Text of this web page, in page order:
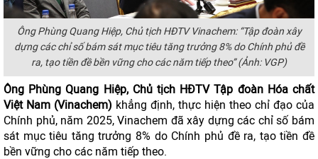
Ông Phùng Quang Hiệp, Chủ tịch HĐTV Vinachem: “Tập đoàn xây
dựng các chỉ số bám sát mục tiêu tăng trưởng 8% do Chính phủ đề
ra, tạo tiền đề bền vững cho các năm tiếp theo” (Ảnh: VGP)
Ông Phùng Quang Hiệp, Chủ tịch HĐTV Tập đoàn Hóa chất
Việt Nam (Vinachem) khẳng định, thực hiện theo chỉ đạo của
Chính phủ, năm 2025, Vinachem đã xây dựng các chỉ số bám
sát mục tiêu tăng trưởng 8% do Chính phủ đề ra, tạo tiền đề
bền vững cho các năm tiếp theo.